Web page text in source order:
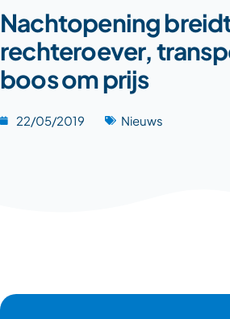
Nachtopening
rechteroever,
boos om prijs
22/05/2019 Nieuws